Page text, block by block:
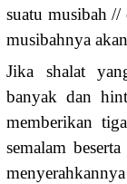
suatu musibah //
musibahnya
Jika shalat
banyak dan
memberikan
semalam